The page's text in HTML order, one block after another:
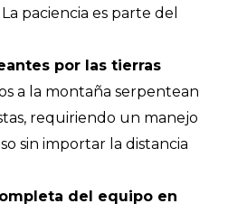
La paciencia es parte del
por las tierras
a la montaña serpentean
requiriendo un manejo
sin importar la distancia
del equipo en